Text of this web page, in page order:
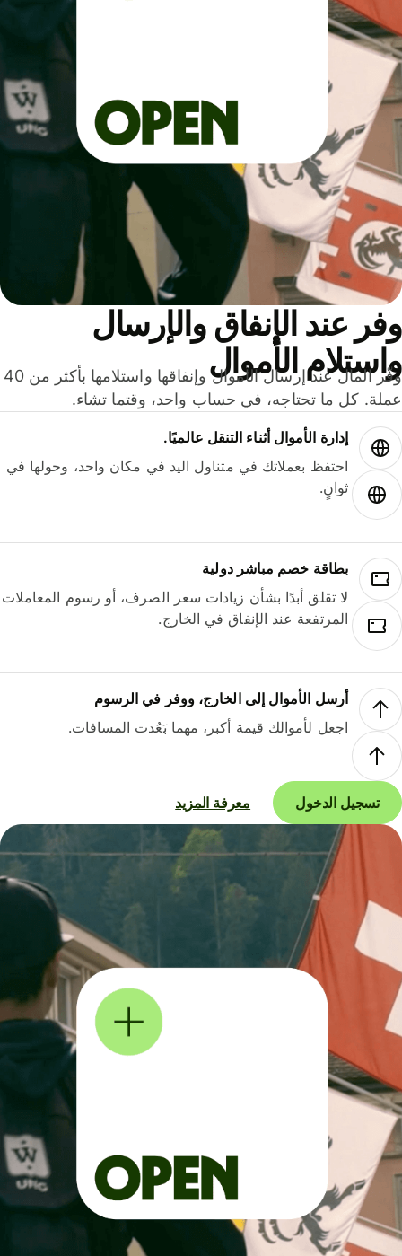
عند الإنفاق والإرسال
الأموال
وفّر المال عند إرسال الأموال وإنفاقها واستلامها بأكثر من 40
كل ما تحتاجه، في حساب واحد، وقتما تشاء.
إدارة الأموال أثناء التنقل عالميًا.
احتفظ بعملاتك في متناول اليد في مكان واحد، وحولها في
ثوانٍ.
بطاقة خصم مباشر دولية
لا تقلق أبدًا بشأن زيادات سعر الصرف، أو رسوم المعاملات
المرتفعة عند الإنفاق في الخارج.
أرسل الأموال إلى الخارج، ووفر في الرسوم
اجعل لأموالك قيمة أكبر، مهما بَعُدت المسافات.
تسجيل الدخول معرفة المزيد